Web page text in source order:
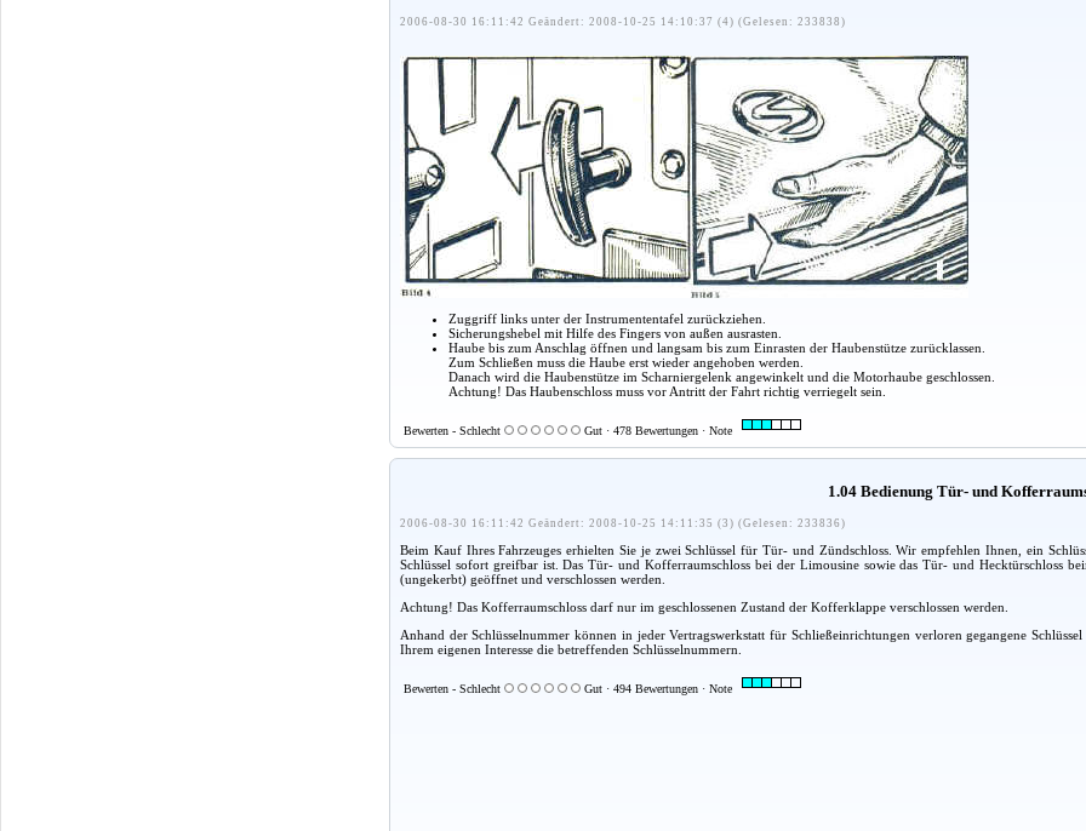
2006-08-30 16:11:42 Geändert: 2008-10-25 14:10:37 (4) (Gelesen: 233838)
Zuggriff links unter der Instrumententafel zurückziehen.
Sicherungshebel mit Hilfe des Fingers von außen ausrasten.
Haube bis zum Anschlag öffnen und langsam bis zum Einrasten der Haubenstütze zurücklassen.
Zum Schließen muss die Haube erst wieder angehoben werden.
Danach wird die Haubenstütze im Scharniergelenk angewinkelt und die Motorhaube geschlossen.
Achtung! Das Haubenschloss muss vor Antritt der Fahrt richtig verriegelt sein.
Bewerten - Schlecht Gut · 478 Bewertungen · Note
1.04 Bedienung Tür- und
2006-08-30 16:11:42 Geändert: 2008-10-25 14:11:35 (3) (Gelesen: 233836)
Beim Kauf Ihres Fahrzeuges erhielten Sie je zwei Schlüssel für Tür- und Zündschloss. Wir empfehlen Ihnen, ein
Schlüssel sofort greifbar ist. Das Tür- und Kofferraumschloss bei der Limousine sowie das Tür- und Hecktürschloss
(ungekerbt) geöffnet und verschlossen werden.
Achtung! Das Kofferraumschloss darf nur im geschlossenen Zustand der Kofferklappe verschlossen werden.
Anhand der Schlüsselnummer können in jeder Vertragswerkstatt für Schließeinrichtungen verloren gegangene
Ihrem eigenen Interesse die betreffenden Schlüsselnummern.
Bewerten - Schlecht Gut · 494 Bewertungen · Note